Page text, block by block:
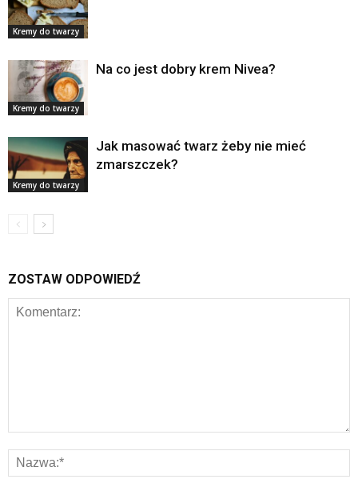
Kremy do twarzy
Kremy do twarzy
Na co jest dobry krem Nivea?
Kremy do twarzy
Jak masować twarz żeby nie mieć
zmarszczek?
ZOSTAW ODPOWIEDŹ